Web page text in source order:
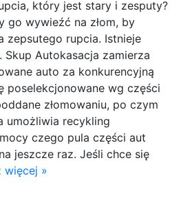
który jest stary i zesputy?
go wywieźć na złom, by
zepsutego rupcia. Istnieje
Skup Autokasacja zamierza
auto za konkurencyjną
poselekcjonowane wg części
złomowaniu, po czym
umożliwia recykling
czego pula części aut
jeszcze raz. Jeśli chce się
więcej »